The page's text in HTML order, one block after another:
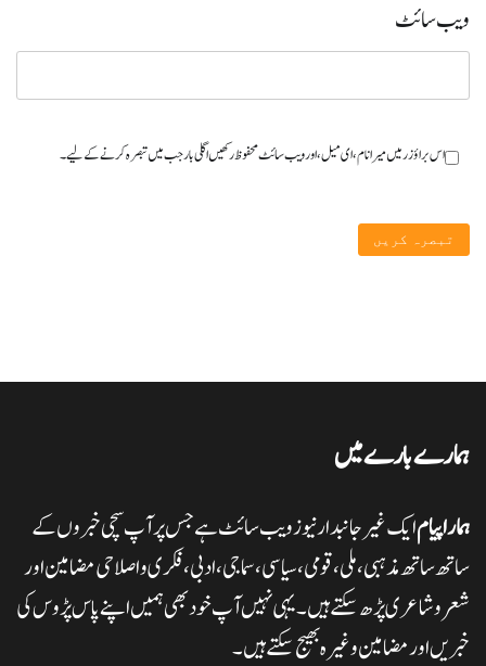
ویب‌ سائٹ
اس براؤزر میں میرا نام، ای میل، اور ویب سائٹ محفوظ رکھیں اگلی بار جب میں تبصرہ کرنے کےلیے۔
ہمارے بارے میں
ہمارا پیامایک غیر جانبدار نیوز ویب سائٹ ہے جس پر آپ سچی خبروں کے
ساتھ ساتھ مذہبی، ملی،قومی، سیاسی، سماجی، ادبی، فکری و اصلاحی مضامین اور
شعر وشاعری پڑھ سکتے ہیں۔ یہی نہیں آپ خود بھی ہمیں اپنے پاس پڑوس کی
خبریں اور مضامین وغیرہ بھیج سکتے ہیں۔